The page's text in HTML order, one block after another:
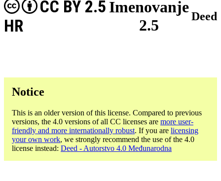
Imenovanje
2.5
CC BY 2.5
HR
Deed
Notice
This is an older version of this license. Compared to previous
versions, the 4.0 versions of all CC licenses are more user-
friendly and more internationally robust. If you are licensing
your own work, we strongly recommend the use of the 4.0
license instead: Deed - Autorstvo 4.0 Međunarodna